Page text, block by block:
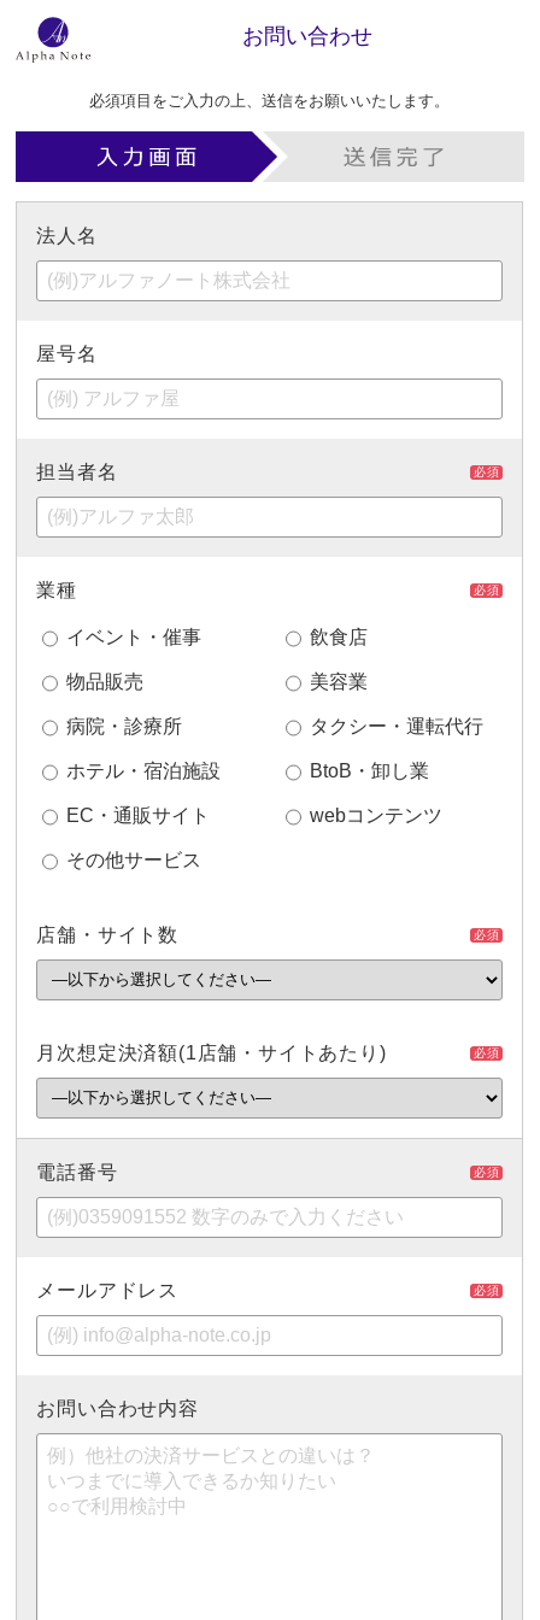
お問い合わせ
必須項目をご入力の上、送信をお願いいたします。
法人名
屋号名
担当者名 必須
業種 必須
イベント・催事 飲食店
物品販売 美容業
病院・診療所 タクシー・運転代行
ホテル・宿泊施設 BtoB・卸し業
EC・通販サイト webコンテンツ
その他サービス
店舗・サイト数 必須
月次想定決済額(1店舗・サイトあたり) 必須
電話番号 必須
メールアドレス 必須
お問い合わせ内容